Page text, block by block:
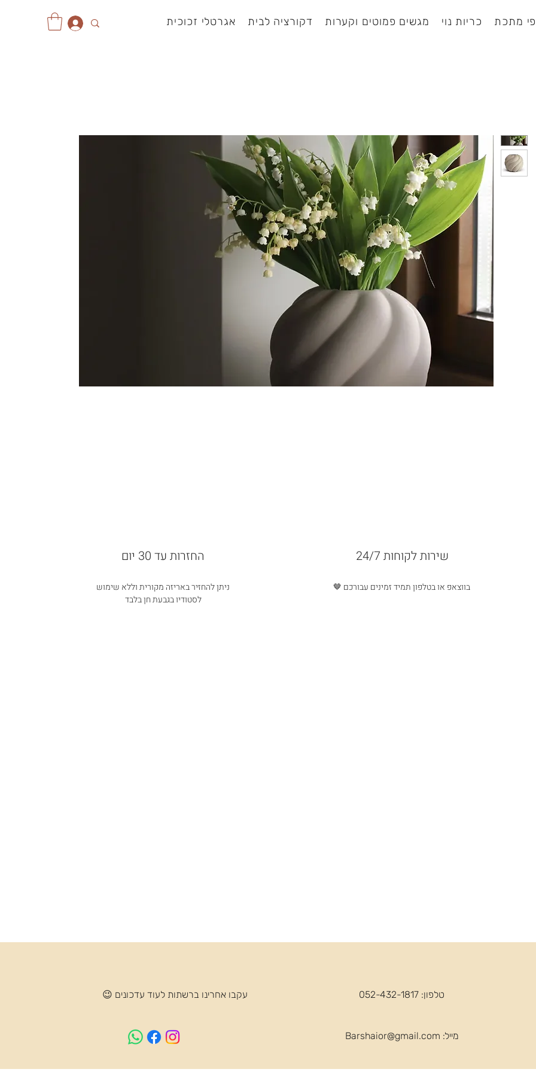
אגרטלי זכוכית דקורציה לבית מגשים פמוטים וקערות כריות נוי מתכת
החזרות עד 30 יום
ניתן להחזיר באריזה מקורית וללא שימוש
לסטודיו בגבעת חן בלבד
שירות לקוחות 24/7
בווצאפ או בטלפון תמיד זמינים עבורכם 🤎
עקבו אחרינו ברשתות לעוד עדכונים 😉 טלפון: 052-432-1817
מייל: Barshaior@gmail.com